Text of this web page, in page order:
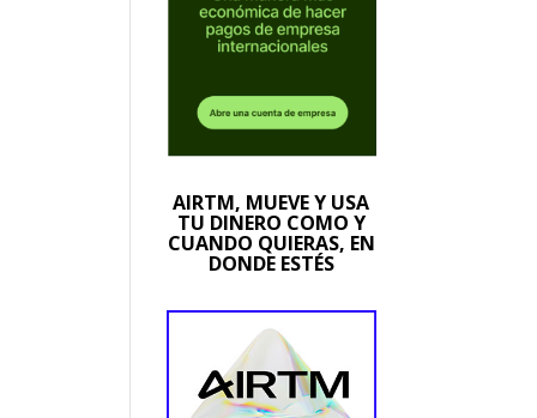
AIRTM, MUEVE Y USA
TU DINERO COMO Y
CUANDO QUIERAS, EN
DONDE ESTÉS